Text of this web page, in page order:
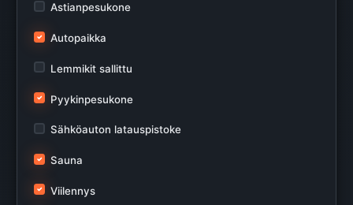
Astianpesukone
Autopaikka
Lemmikit sallittu
Pyykinpesukone
Sähköauton latauspistoke
Sauna
Viilennys